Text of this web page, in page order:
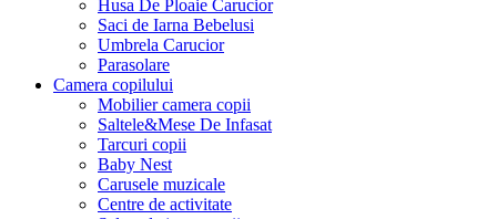
Husa De Ploaie Carucior
Saci de Iarna Bebelusi
Umbrela Carucior
Parasolare
Camera copilului
Mobilier camera copii
Saltele&Mese De Infasat
Tarcuri copii
Baby Nest
Carusele muzicale
Centre de activitate